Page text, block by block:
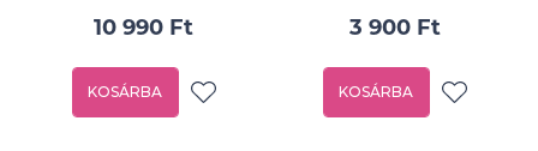
10 990 Ft
KOSÁRBA
3 900 Ft
KOSÁRBA